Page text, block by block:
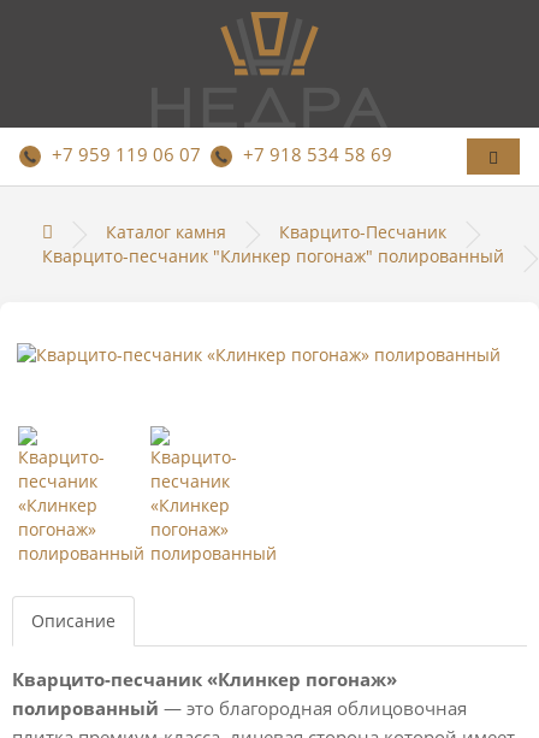
+7 959 119 06 07 +7 918 534 58 69
Каталог камня
Кварцито-Песчаник
Кварцито-песчаник "Клинкер погонаж" полированный
Описание
Кварцито-песчаник «Клинкер погонаж»
полированный — это благородная облицовочная